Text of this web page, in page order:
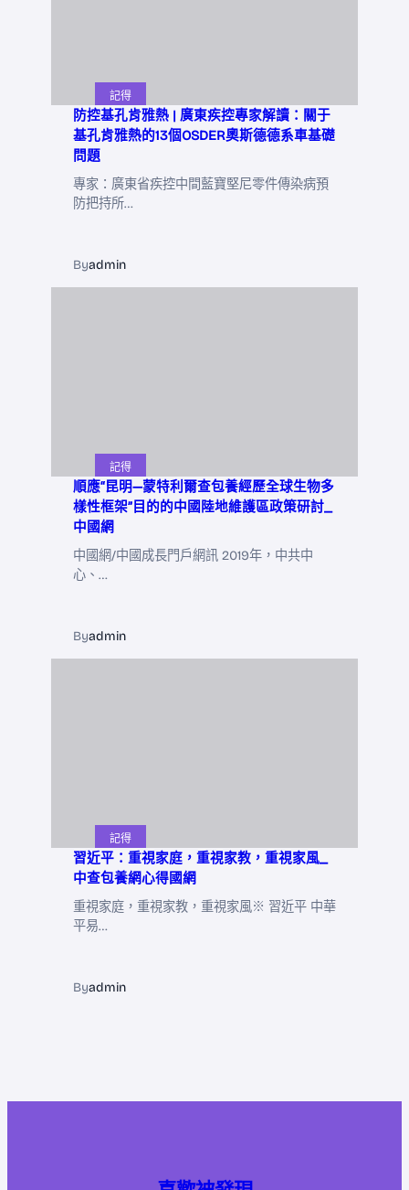
記得
防控基孔肯雅熱 | 廣東疾控專家解讀：關于
基孔肯雅熱的13個OSDER奧斯德德系車基礎
問題
專家：廣東省疾控中間藍寶堅尼零件傳染病預
防把持所…
Byadmin
記得
順應“昆明—蒙特利爾查包養經歷全球生物多
樣性框架”目的的中國陸地維護區政策研討_
中國網
中國網/中國成長門戶網訊 2019年，中共中
心、…
Byadmin
記得
習近平：重視家庭，重視家教，重視家風_
中查包養網心得國網
重視家庭，重視家教，重視家風※ 習近平 中華
平易…
Byadmin